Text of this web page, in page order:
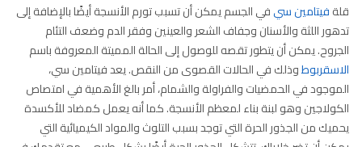
قلةفيتامين سيفي الجسم يمكن أن تسبب تورم الأنسجة أيضًا بالإضافة إلى
تدهور اللثة والأسنان وجفاف الشعر والعينين وفقر الدم وضعف التئام
الجروح. يمكن أن يتطور تقصه للوصول إلى الحالة المميتة المعروفة باسم
الاسقربوطوذلك في الحالات القصوى من النقص. يعد فيتامين سي،
الموجود في الحمضيات والفراولة والشمام، أمر بالغ الأهمية في امتصاص
الكولاجين وهو لبنة بناء لمعظم الأنسجة. كما أنه يعمل كمضاد للأكسدة
يحميك من الجذور الحرة التي توجد بسبب التلوث والمواد الكيميائية التي